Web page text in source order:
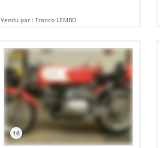
Vendu par : Franco LEMBO
16